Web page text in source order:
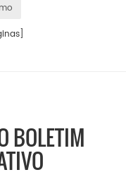
BOLETIM